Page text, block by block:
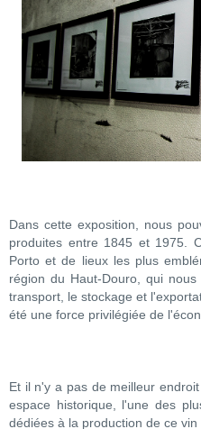
Dans cette exposition, nous
produites entre 1845 et 1975.
Porto et de lieux les plus
région du Haut-Douro, qui
transport, le stockage et
été une force privilégiée de
Et il n'y a pas de meilleur
espace historique, l'une des
dédiées à la production de ce vin